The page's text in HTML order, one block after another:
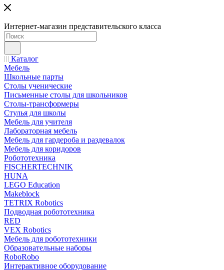
Интернет-магазин представительского класса
Каталог
Мебель
Школьные парты
Столы ученические
Письменные столы для школьников
Столы-трансформеры
Стулья для школы
Мебель для учителя
Лабораторная мебель
Мебель для гардероба и раздевалок
Мебель для коридоров
Робототехника
FISCHERTECHNIK
HUNA
LEGO Education
Makeblock
TETRIX Robotics
Подводная робототехника
RED
VEX Robotics
Мебель для робототехники
Образовательные наборы
RoboRobo
Интерактивное оборудование